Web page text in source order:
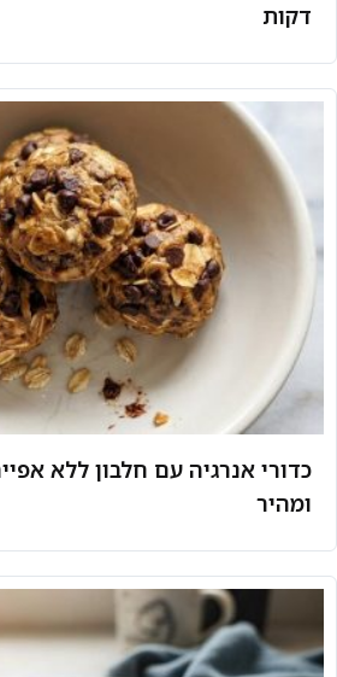
דקות
כדורי אנרגיה עם חלבון ללא
ומהיר